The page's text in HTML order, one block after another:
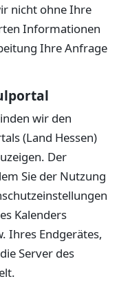
nicht ohne Ihre
Informationen
Ihre Anfrage
wir den
(Land Hessen)
Der
Sie der Nutzung
Kalenders
Ihres Endgerätes,
Server des